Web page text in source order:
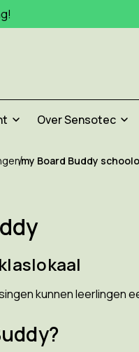
Over Sensotec
my Board Buddy
kunnen leerlingen